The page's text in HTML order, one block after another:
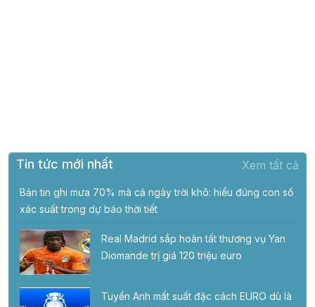
Tin tức mới nhất Xem tất cả
Bản tin ghi mưa 70% mà cả ngày trời khô: hiểu đúng con số
xác suất trong dự báo thời tiết
Real Madrid sắp hoàn tất thương vụ Yan
Diomande trị giá 120 triệu euro
Tuyển Anh mất suất đặc cách EURO dù là